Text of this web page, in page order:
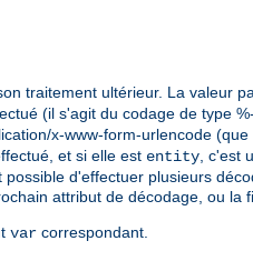
traitement ultérieur. La valeur
(il s'agit du codage de type
x-www-form-urlencode
et si elle est entity , c'est
d'effectuer plusieurs
attribut de décodage, ou la
var correspondant.